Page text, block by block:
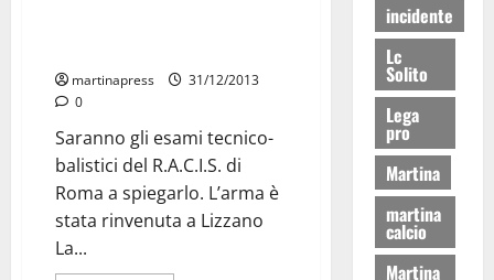
martinapress
31/12/2013
0
Saranno gli esami tecnico-
balistici del R.A.C.I.S. di
Roma a spiegarlo. L’arma è
stata rinvenuta a Lizzano
La...
incidente
Lc
Solito
Lega
pro
Martina
martina
calcio
Martina